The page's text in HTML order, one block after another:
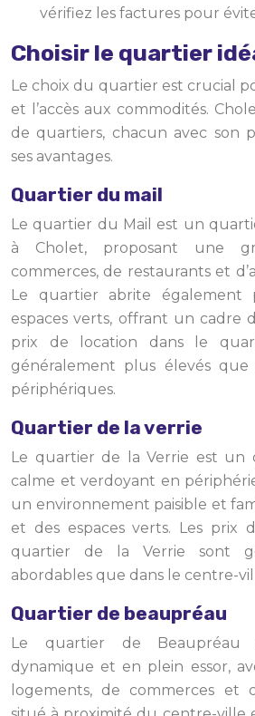
vérifiez les factures pour
Choisir le quartier
Le choix du quartier est crucial
et l’accès aux commodités.
de quartiers, chacun avec son
ses avantages.
Quartier du mail
Le quartier du Mail est un
à Cholet, proposant une
commerces, de restaurants et
Le quartier abrite également
espaces verts, offrant un cadre
prix de location dans le
généralement plus élevés
périphériques.
Quartier de la verrie
Le quartier de la Verrie est un
calme et verdoyant en
un environnement paisible et
et des espaces verts. Les prix
quartier de la Verrie sont
abordables que dans le centre-
Quartier de beaupréau
Le quartier de
dynamique et en plein essor,
logements, de commerces et